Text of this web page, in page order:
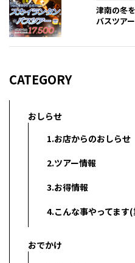
津南の冬
バスツア
CATEGORY
おしらせ
1.お店からのおしらせ
2.ツアー情報
3.お得情報
4.こんな事やってます
おでかけ